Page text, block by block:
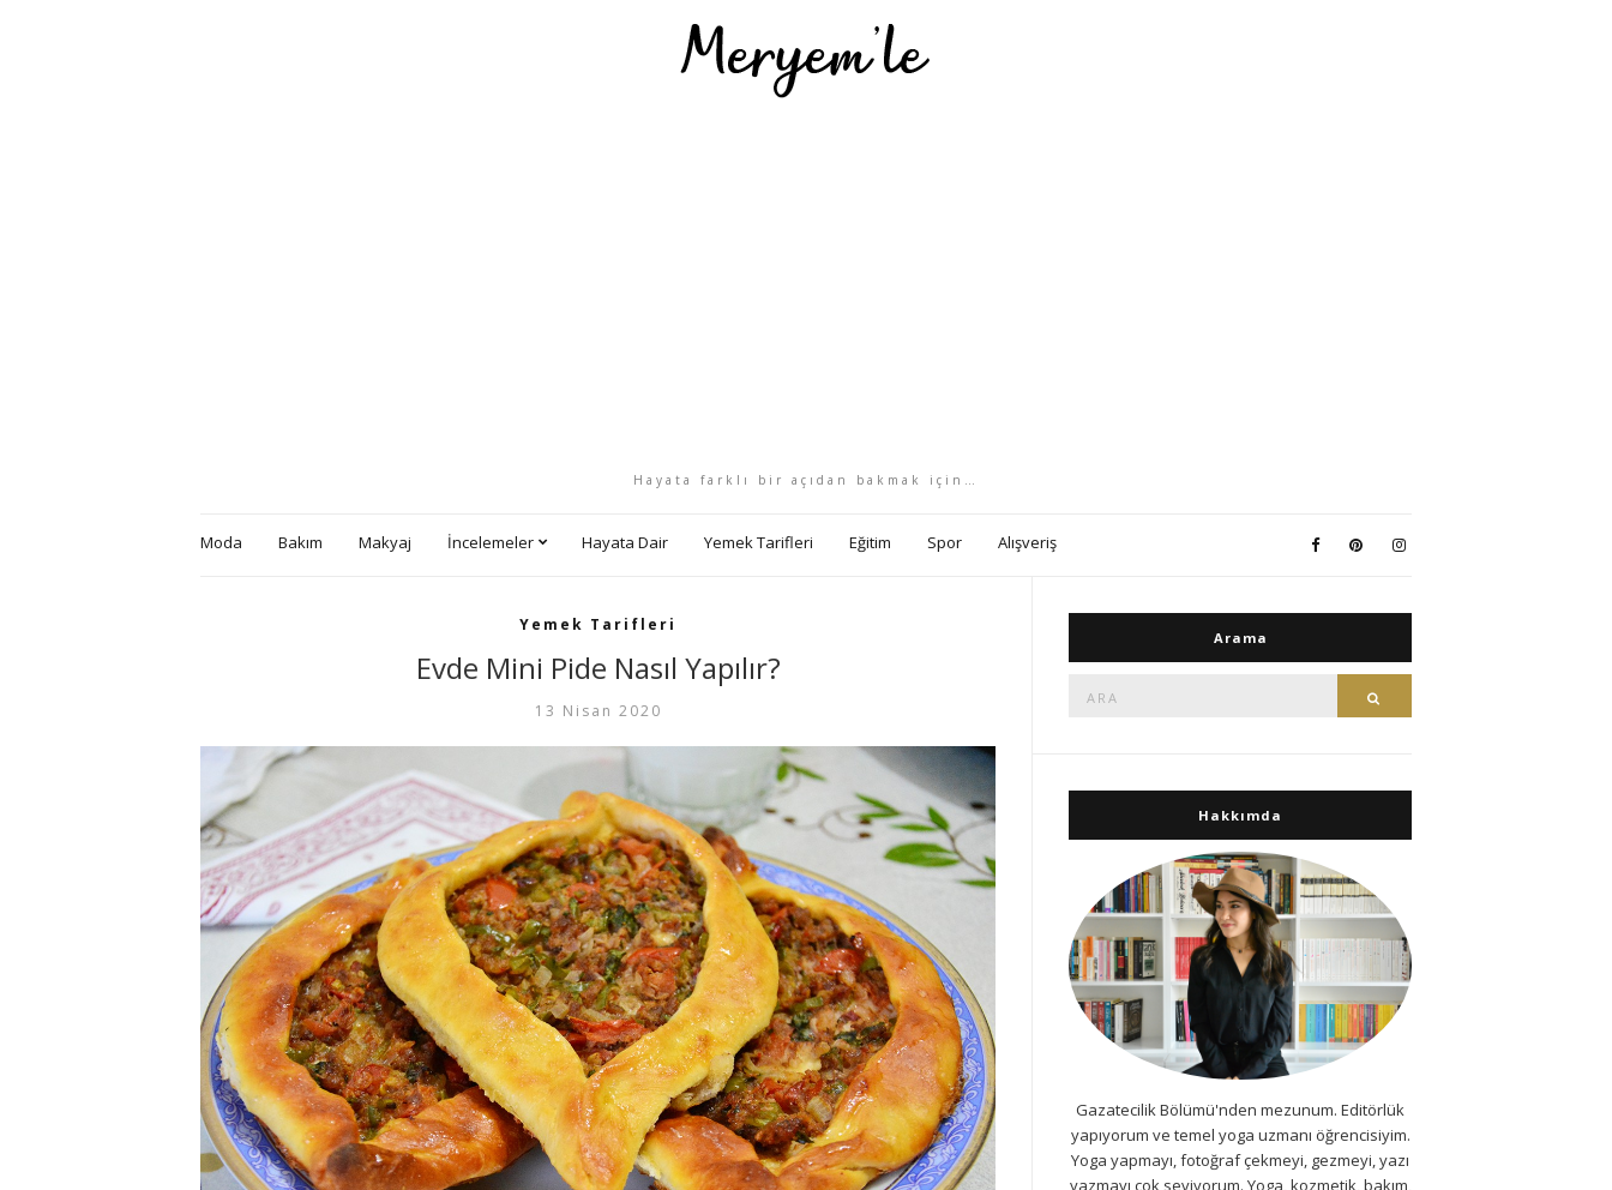
Hayata farklı bir açıdan bakmak için…
Moda Bakım Makyaj İncelemeler Hayata Dair Yemek Tarifleri Eğitim Spor Alışveriş
Yemek Tarifleri
Evde Mini Pide Nasıl Yapılır?
13 Nisan 2020
Arama
Hakkımda
Gazatecilik Bölümü'nden mezunum. Editörlük
yapıyorum ve temel yoga uzmanı öğrencisiyim.
Yoga yapmayı, fotoğraf çekmeyi, gezmeyi, yazı
yazmayı çok seviyorum. Yoga, kozmetik, bakım,